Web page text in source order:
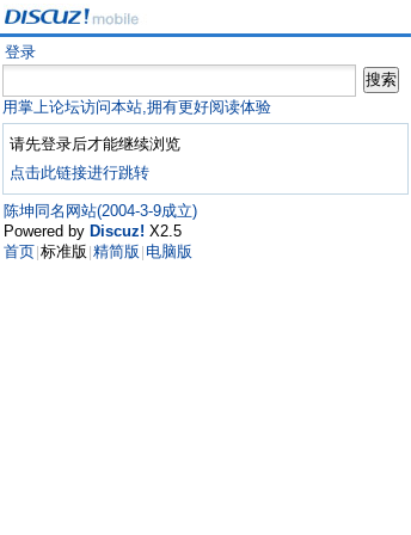
登录
用掌上论坛访问本站,拥有更好阅读体验
请先登录后才能继续浏览
点击此链接进行跳转
陈坤同名网站(2004-3-9成立)
Powered by Discuz! X2.5
首页 标准版 精简版 电脑版